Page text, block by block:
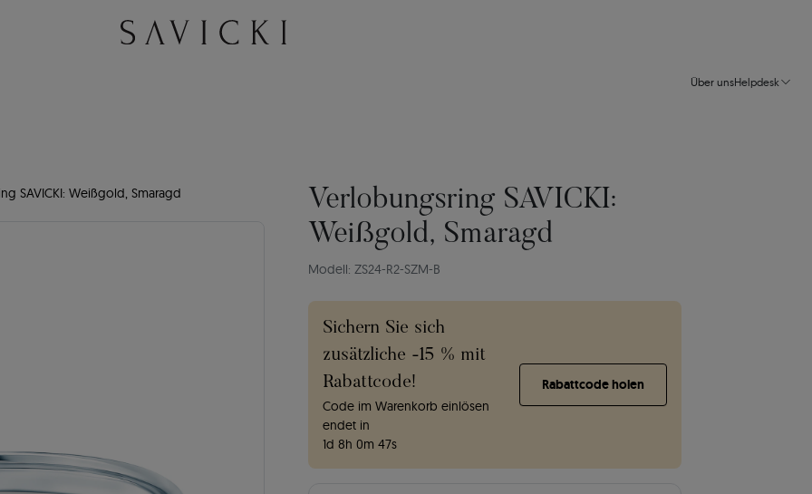
Über unsHelpdesk
SAVICKI: Weißgold, Smaragd
Verlobungsring SAVICKI:
Weißgold, Smaragd
Modell: ZS24-R2-SZM-B
Sichern Sie sich
zusätzliche -15 % mit
Rabattcode!
Code im Warenkorb einlösen
endet in
1d 8h 0m 46s
Rabattcode holen